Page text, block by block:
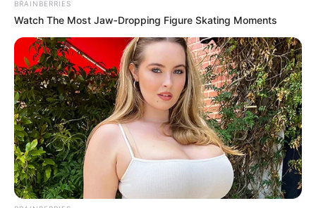
BRAINBERRIES
Watch The Most Jaw‑Dropping Figure Skating Moments